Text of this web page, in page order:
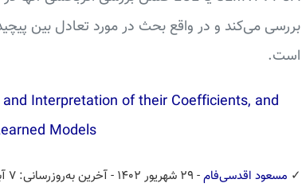
بررسی می‌کند و در واقع بحث در مورد تعادل بین
است.
Interpretation of their Coefficients, and
Models
✓ مسعود اقدسی‌فام- ۲۹ شهریور ۱۴۰۲ - آخرین به‌روزرسانی: ۷ آبان ۱۴۰۲